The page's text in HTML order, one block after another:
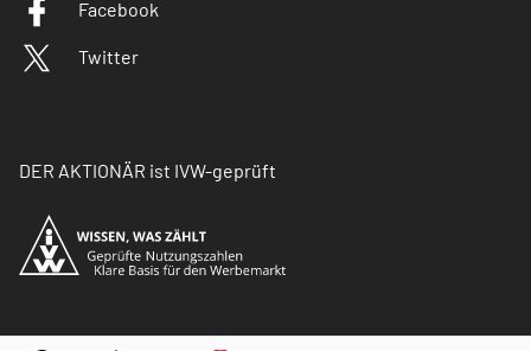
Facebook
Twitter
DER AKTIONÄR ist IVW-geprüft